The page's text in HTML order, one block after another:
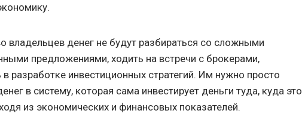
владельцев денег не будут разбираться со сложными
предложениями, ходить на встречи с брокерами,
в разработке инвестиционных стратегий. Им нужно просто
в систему, которая сама инвестирует деньги туда, куда это
из экономических и финансовых показателей.